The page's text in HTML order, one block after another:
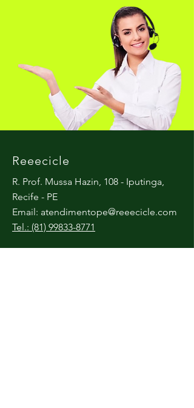
Reeecicle
R. Prof. Mussa Hazin, 108 - Iputinga,
Recife - PE
Email: atendimentope@reeecicle.com
Tel.: (81) 99833-8771